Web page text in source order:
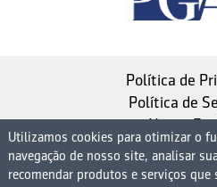
Política de
Política de
Nosso
Instituto de Longevidade
Utilizamos cookies para otimizar o
navegação de nosso site, analisar
recomendar produtos e serviços que